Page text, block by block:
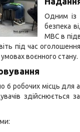
Одним із
безпека
МВС в
під час
воєнного стану.
6 робочих місць для
здійснюється